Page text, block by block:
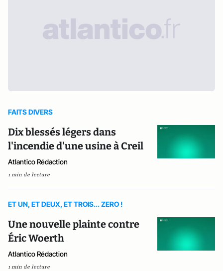
FAITS DIVERS
Dix blessés légers dans
l'incendie d'une usine à Creil
Atlantico Rédaction
1 min de lecture
ET UN, ET DEUX, ET TROIS... ZERO !
Une nouvelle plainte contre
Éric Woerth
Atlantico Rédaction
1 min de lecture